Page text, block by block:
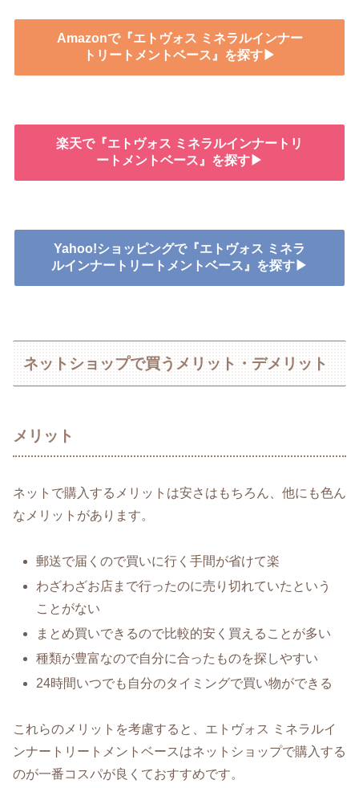
Amazonで『エトヴォス ミネラルインナー
トリートメントベース』を探す▶
楽天で『エトヴォス ミネラルインナートリ
ートメントベース』を探す▶
Yahoo!ショッピングで『エトヴォス ミネラ
ルインナートリートメントベース』を探す▶
ネットショップで買うメリット・デメリット
メリット
ネットで購入するメリットは安さはもちろん、他にも色ん
なメリットがあります。
郵送で届くので買いに行く手間が省けて楽
わざわざお店まで行ったのに売り切れていたという
ことがない
まとめ買いできるので比較的安く買えることが多い
種類が豊富なので自分に合ったものを探しやすい
24時間いつでも自分のタイミングで買い物ができる
これらのメリットを考慮すると、エトヴォス ミネラルイ
ンナートリートメントベースはネットショップで購入する
のが一番コスパが良くておすすめです。